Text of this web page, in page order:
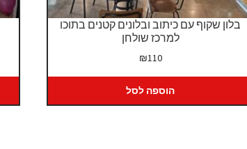
בלון שקוף עם כיתוב ובלונים קטנים בתוכו
למרכז שולחן
₪110
הוספה לסל